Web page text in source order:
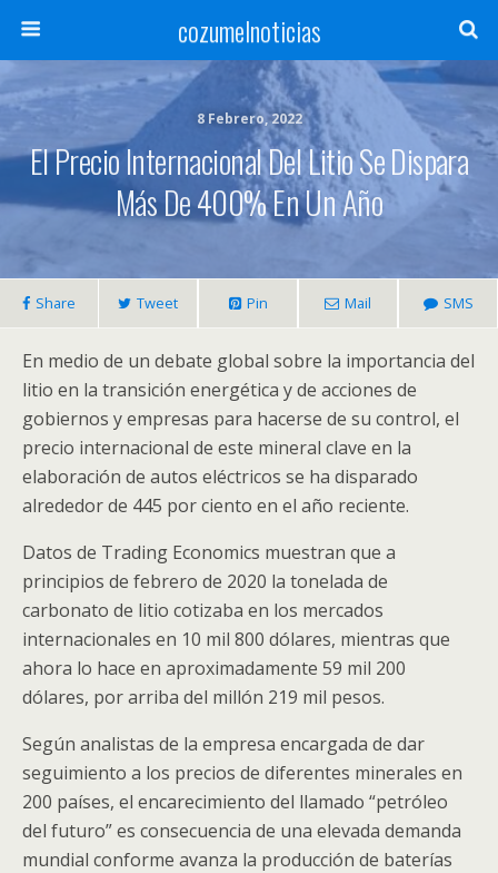
cozumelnoticias
8 Febrero, 2022
El Precio Internacional Del Litio Se Dispara
Más De 400% En Un Año
Share Tweet Pin Mail SMS
En medio de un debate global sobre la importancia del
litio en la transición energética y de acciones de
gobiernos y empresas para hacerse de su control, el
precio internacional de este mineral clave en la
elaboración de autos eléctricos se ha disparado
alrededor de 445 por ciento en el año reciente.
Datos de Trading Economics muestran que a
principios de febrero de 2020 la tonelada de
carbonato de litio cotizaba en los mercados
internacionales en 10 mil 800 dólares, mientras que
ahora lo hace en aproximadamente 59 mil 200
dólares, por arriba del millón 219 mil pesos.
Según analistas de la empresa encargada de dar
seguimiento a los precios de diferentes minerales en
200 países, el encarecimiento del llamado “petróleo
del futuro” es consecuencia de una elevada demanda
mundial conforme avanza la producción de baterías